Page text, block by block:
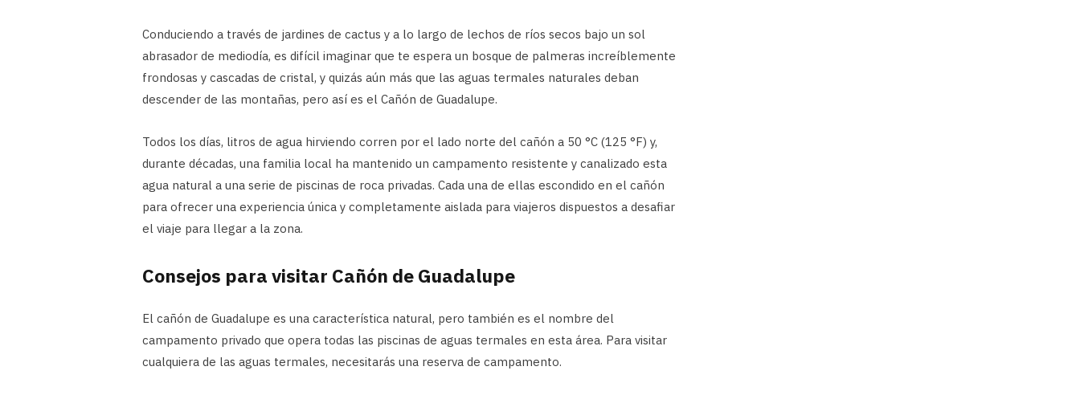
Conduciendo a través de jardines de cactus y a lo largo de lechos de ríos secos bajo un sol
abrasador de mediodía, es difícil imaginar que te espera un bosque de palmeras increíblemente
frondosas y cascadas de cristal, y quizás aún más que las aguas termales naturales deban
descender de las montañas, pero así es el Cañón de Guadalupe.
Todos los días, litros de agua hirviendo corren por el lado norte del cañón a 50 °C (125 °F) y,
durante décadas, una familia local ha mantenido un campamento resistente y canalizado esta
agua natural a una serie de piscinas de roca privadas. Cada una de ellas escondido en el cañón
para ofrecer una experiencia única y completamente aislada para viajeros dispuestos a desafiar
el viaje para llegar a la zona.
Consejos para visitar Cañón de Guadalupe
El cañón de Guadalupe es una característica natural, pero también es el nombre del
campamento privado que opera todas las piscinas de aguas termales en esta área. Para visitar
cualquiera de las aguas termales, necesitarás una reserva de campamento.